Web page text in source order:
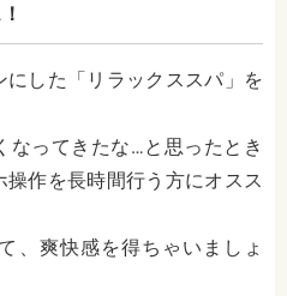
にした「リラックススパ」を
なってきたな…と思ったとき
作を長時間行う方にオスス
、爽快感を得ちゃいましょ